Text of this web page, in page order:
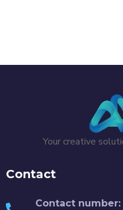
Your creative
Contact
Contact number: